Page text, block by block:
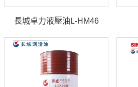
長城卓力液壓油L-HM46